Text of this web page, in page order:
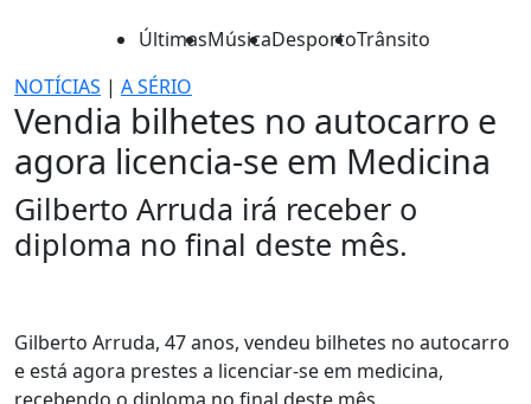
ÚltimasMúsicaDesportoTrânsito
NOTÍCIAS | A SÉRIO
Vendia bilhetes no autocarro e
agora licencia-se em Medicina
Gilberto Arruda irá receber o
diploma no final deste mês.
Gilberto Arruda, 47 anos, vendeu bilhetes no autocarro
e está agora prestes a licenciar-se em medicina,